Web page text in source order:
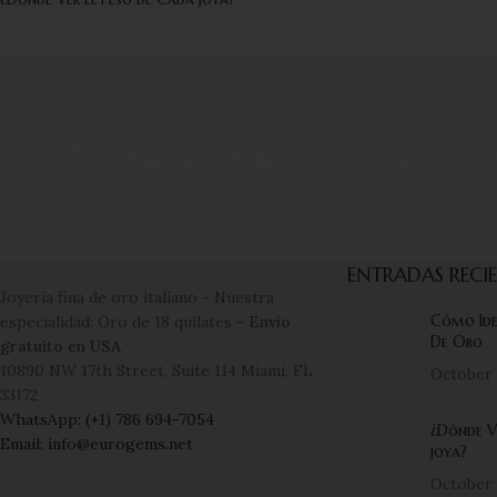
WhatsApp: (+1) 786 694-7054
Email: info@eurogems.net
ENTRADAS
Cómo
De Oro
¿Dónde
joya?